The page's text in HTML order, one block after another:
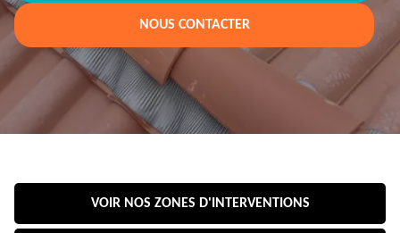
NOUS CONTACTER
VOIR NOS ZONES D'INTERVENTIONS